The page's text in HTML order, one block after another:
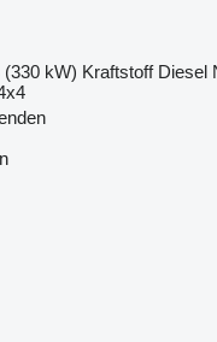
(330 kW) Kraftstoff Diesel